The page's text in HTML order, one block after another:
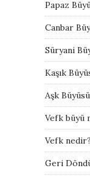
Papaz
Canbar
Süryani
Kaşık
Aşk
Vefk büyü
Vefk nedir?
Geri